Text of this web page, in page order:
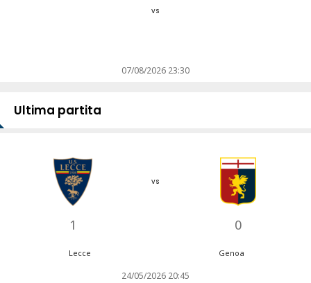
vs
07/08/2026 23:30
Ultima partita
1
vs
0
Lecce Genoa
24/05/2026 20:45